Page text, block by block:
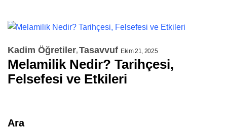
Kadim Öğretiler Tasavvuf Ekim 21, 2025
Melamilik Nedir? Tarihçesi,
Felsefesi ve Etkileri
Ara